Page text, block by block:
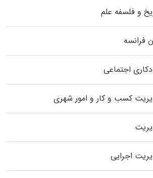
و فلسفه علم
فرانسه
اجتماعی
کسب و کار و امور شهری
اجرایی